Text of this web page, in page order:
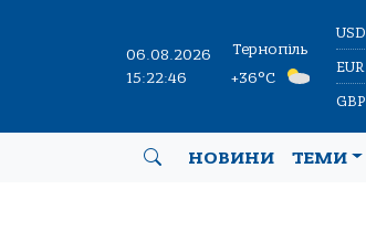
06.08.2026
15:22:48
Тернопіль
+36°C
USD
EUR
GBP
НОВИНИ ТЕМИ